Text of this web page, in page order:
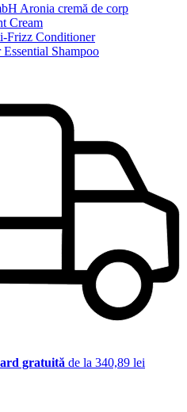
Aronia cremă de corp
Cream
Conditioner
Shampoo
gratuită de la 340,89 lei